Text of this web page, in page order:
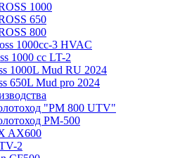
1000
650
800
1000cc-3 HVAC
1000 cc LT-2
1000L Mud RU 2024
650L Mud pro 2024
"РМ 800 UTV"
РМ-500
AX600
2